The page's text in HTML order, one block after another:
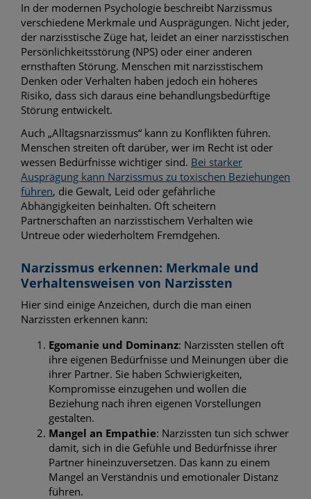
In der modernen Psychologie beschreibt Narzissmus
verschiedene Merkmale und Ausprägungen. Nicht jeder,
der narzisstische Züge hat, leidet an einer narzisstischen
Persönlichkeitsstörung (NPS) oder einer anderen
ernsthaften Störung. Menschen mit narzisstischem
Denken oder Verhalten haben jedoch ein höheres
Risiko, dass sich daraus eine behandlungsbedürftige
Störung entwickelt.
Auch „Alltagsnarzissmus“ kann zu Konflikten führen.
Menschen streiten oft darüber, wer im Recht ist oder
wessen Bedürfnisse wichtiger sind. Bei starker
Ausprägung kann Narzissmus zu toxischen Beziehungen
führen, die Gewalt, Leid oder gefährliche
Abhängigkeiten beinhalten. Oft scheitern
Partnerschaften an narzisstischem Verhalten wie
Untreue oder wiederholtem Fremdgehen.
Narzissmus erkennen: Merkmale und
Verhaltensweisen von Narzissten
Hier sind einige Anzeichen, durch die man einen
Narzissten erkennen kann:
Egomanie und Dominanz: Narzissten stellen oft
ihre eigenen Bedürfnisse und Meinungen über die
ihrer Partner. Sie haben Schwierigkeiten,
Kompromisse einzugehen und wollen die
Beziehung nach ihren eigenen Vorstellungen
gestalten.
Mangel an Empathie: Narzissten tun sich schwer
damit, sich in die Gefühle und Bedürfnisse ihrer
Partner hineinzuversetzen. Das kann zu einem
Mangel an Verständnis und emotionaler Distanz
führen.